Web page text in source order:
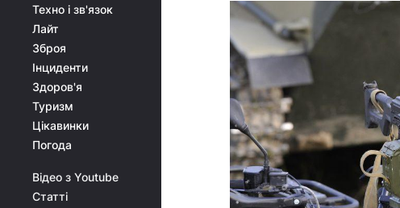
Техно і зв'язок
Лайт
Зброя
Інциденти
Здоров'я
Туризм
Цікавинки
Погода
Відео з Youtube
Статті